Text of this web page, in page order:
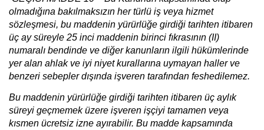
olmadığına bakılmaksızın her türlü iş veya hizmet
sözleşmesi, bu maddenin yürürlüğe girdiği tarihten itibaren
üç ay süreyle 25 inci maddenin birinci fıkrasının (II)
numaralı bendinde ve diğer kanunların ilgili hükümlerinde
yer alan ahlak ve iyi niyet kurallarına uymayan haller ve
benzeri sebepler dışında işveren tarafından feshedilemez.
Bu maddenin yürürlüğe girdiği tarihten itibaren üç aylık
süreyi geçmemek üzere işveren işçiyi tamamen veya
kısmen ücretsiz izne ayırabilir. Bu madde kapsamında